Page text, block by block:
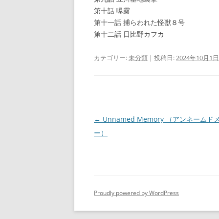
第十話 曝露
第十一話 捕らわれた怪獣８号
第十二話 日比野カフカ
カテゴリー:未分類 | 投稿日:2024年10月1日
投
稿
← Unnamed Memory （アンネームド
ー）
Proudly powered by WordPress